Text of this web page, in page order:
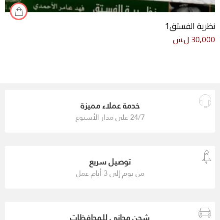
نظرية الفستق1
30,000 ل.س
خدمة عملاء مميزة
24/7 على مدار الأسبوع
توصيل سريع
من يوم إلى 3 أيام عمل